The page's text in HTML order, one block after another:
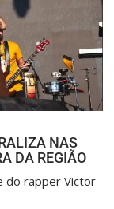
NAS
DA REGIÃO
do rapper Victor